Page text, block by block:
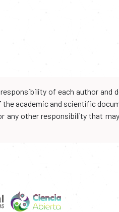
of each author
academic and scientific
other responsibility that